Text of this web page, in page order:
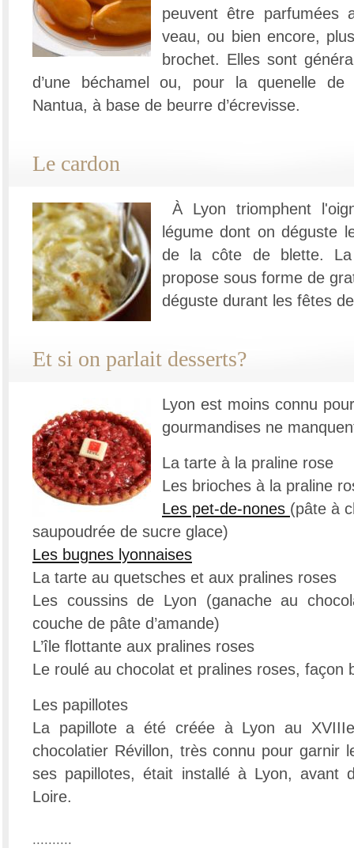
peuvent être parfumées
veau, ou bien encore,
brochet. Elles sont
d’une béchamel ou, pour la quenelle de
Nantua, à base de beurre d’écrevisse.
Le cardon
À Lyon triomphent
légume dont on déguste
de la côte de blette. La
propose sous forme de
déguste durant les fêtes
Et si on parlait desserts?
Lyon est moins connu
gourmandises ne
La tarte à la praline rose
Les brioches à la praline
Les pet-de-nones (pâte à
saupoudrée de sucre glace)
Les bugnes lyonnaises
La tarte au quetsches et aux pralines roses
Les coussins de Lyon (ganache au
couche de pâte d’amande)
L’île flottante aux pralines roses
Le roulé au chocolat et pralines roses, façon
Les papillotes
La papillote a été créée à Lyon au
chocolatier Révillon, très connu pour garnir
ses papillotes, était installé à Lyon, avant
Loire.
..........